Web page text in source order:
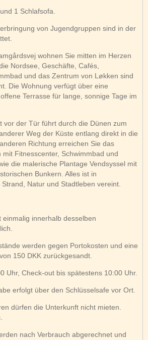
1 Schlafsofa.
von Jugendgruppen sind in der
wohnen Sie mitten im Herzen
Nordsee, Geschäfte, Cafés,
und das Zentrum von Løkken sind
Die Wohnung verfügt über eine
Terrasse für lange, sonnige Tage im
vor der Tür führt durch die Dünen zum
Weg der Küste entlang direkt in die
Richtung erreichen Sie das
Fitnesscenter, Schwimmbad und
die malerische Plantage Vendsyssel mit
Bunkern. Alles ist in
Natur und Stadtleben vereint.
einmalig innerhalb desselben
werden gegen Portokosten und eine
150 DKK zurückgesandt.
Uhr, Check-out bis spätestens 10:00 Uhr.
erfolgt über den Schlüsselsafe vor Ort.
dürfen die Unterkunft nicht mieten.
nach Verbrauch abgerechnet und